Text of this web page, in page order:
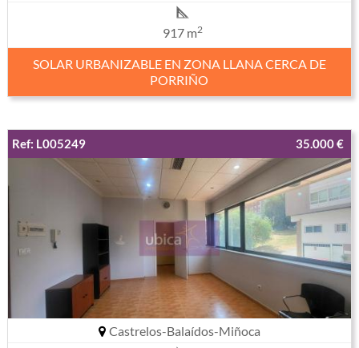
917 m2
SOLAR URBANIZABLE EN ZONA LLANA CERCA DE
PORRIÑO
Ref: L005249 35.000 €
Castrelos-Balaídos-Miñoca